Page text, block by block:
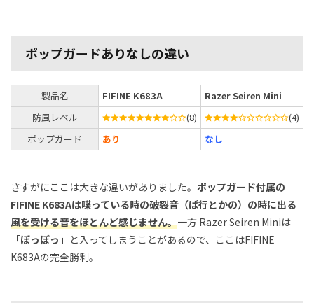
ポップガードありなしの違い
製品名 FIFINE K683A
Razer Seiren Mini
防風レベル
(8)
(4)
ポップガード
あり なし
さすがにここは大きな違いがありました。 ポップガード付属の
FIFINE K683Aは喋っている時の破裂音（ぱ行とかの）の時に出る
風を受ける音をほとんど感じません。一方 Razer Seiren Miniは
「ぼっぼっ 」と入ってしまうことがあるので、ここはFIFINE
K683Aの完全勝利。